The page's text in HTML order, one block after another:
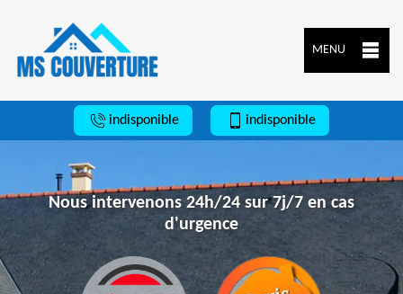
MENU
indisponible indisponible
Nous intervenons 24h/24 sur 7j/7 en cas
d'urgence